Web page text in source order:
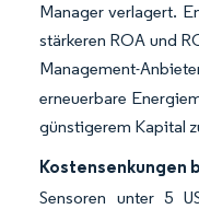
Manager verlagert.
stärkeren ROA und
Management-
erneuerbare
günstigerem Kapital
Kostensenkungen
Sensoren unter 5